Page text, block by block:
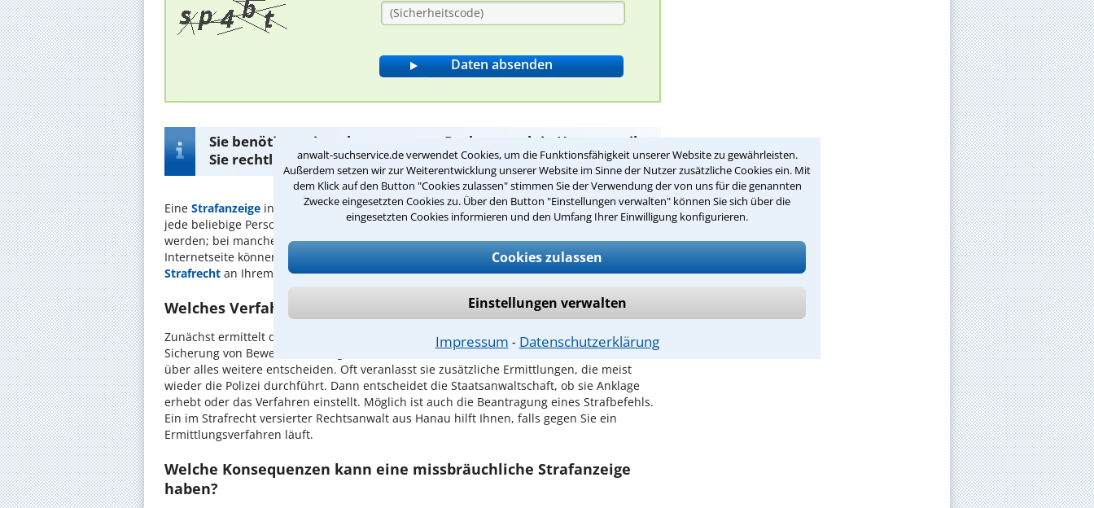
anwalt-suchservice.de verwendet Cookies, um die Funktionsfähigkeit unserer Website zu gewährleisten.
Außerdem setzen wir zur Weiterentwicklung unserer Website im Sinne der Nutzer zusätzliche Cookies ein. Mit
dem Klick auf den Button "Cookies zulassen" stimmen Sie der Verwendung der von uns für die genannten
Zwecke eingesetzten Cookies zu. Über den Button "Einstellungen verwalten" können Sie sich über die
eingesetzten Cookies informieren und den Umfang Ihrer Einwilligung konfigurieren.
Cookies zulassen
Einstellungen verwalten
Impressum ⁃ Datenschutzerklärung
Sie benötigen einen kompetenten Rechtsanwalt in Hanau, weil
Sie rechtliche Fragen zum Thema Strafanzeige haben?
Eine Strafanzeige informiert die Behörden über eine mögliche Straftat. Sie kann durch
jede beliebige Person erfolgen. Ein Strafantrag jedoch muss vom Geschädigten gestellt
werden; bei manchen Delikten ist er Voraussetzung für ein Verfahren. Mit Hilfe unserer
Internetseite können Sie schnell und ohne Kosten eine Anfrage an einen guten Anwalt für
Strafrecht an Ihrem Wohnort senden.
Welches Verfahren wird durch eine Strafanzeige ausgelöst?
Zunächst ermittelt die Polizei eigenständig. Dabei geht es zum Beispiel um die schnelle
Sicherung von Beweisen. Dann geht der Fall an die Staatsanwaltschaft. Diese muss nun
über alles weitere entscheiden. Oft veranlasst sie zusätzliche Ermittlungen, die meist
wieder die Polizei durchführt. Dann entscheidet die Staatsanwaltschaft, ob sie Anklage
erhebt oder das Verfahren einstellt. Möglich ist auch die Beantragung eines Strafbefehls.
Ein im Strafrecht versierter Rechtsanwalt aus Hanau hilft Ihnen, falls gegen Sie ein
Ermittlungsverfahren läuft.
Welche Konsequenzen kann eine missbräuchliche Strafanzeige
haben?